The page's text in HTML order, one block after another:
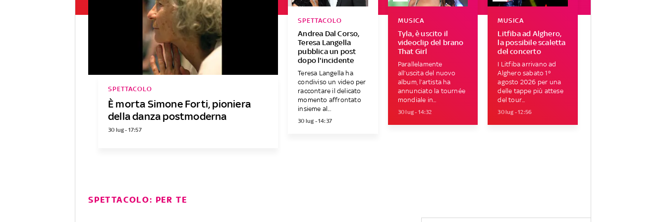
È morta Simone Forti, pioniera
della danza postmoderna
SPETTACOLO
30 lug - 17:57
Andrea Dal Corso,
Teresa Langella
pubblica un post
dopo l'incidente
SPETTACOLO
Teresa Langella ha
condiviso un video per
raccontare il delicato
momento affrontato
insieme al...
30 lug - 14:37
Tyla, è uscito il
videoclip del brano
That Girl
MUSICA
Parallelamente
all’uscita del nuovo
album, l’artista ha
annunciato la tournée
mondiale in...
30 lug - 14:32
Litfiba ad Alghero,
la possibile scaletta
del concerto
MUSICA
I Litfiba arrivano ad
Alghero sabato 1°
agosto 2026 per una
delle tappe più attese
del tour...
30 lug - 12:56
SPETTACOLO: PER TE